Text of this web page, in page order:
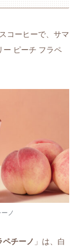
コーヒーで、サマ
ー ピーチ フラペ
ノ
ペチーノ 」は、白